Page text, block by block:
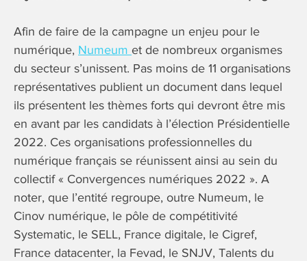
Afin de faire de la campagne un enjeu pour le
numérique, Numeum et de nombreux organismes
du secteur s’unissent. Pas moins de 11 organisations
représentatives publient un document dans lequel
ils présentent les thèmes forts qui devront être mis
en avant par les candidats à l’élection Présidentielle
2022. Ces organisations professionnelles du
numérique français se réunissent ainsi au sein du
collectif « Convergences numériques 2022 ». A
noter, que l’entité regroupe, outre Numeum, le
Cinov numérique, le pôle de compétitivité
Systematic, le SELL, France digitale, le Cigref,
France datacenter, la Fevad, le SNJV, Talents du